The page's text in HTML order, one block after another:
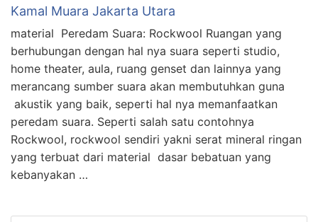
Kamal Muara Jakarta Utara
material Peredam Suara: Rockwool Ruangan yang
berhubungan dengan hal nya suara seperti studio,
home theater, aula, ruang genset dan lainnya yang
merancang sumber suara akan membutuhkan guna
akustik yang baik, seperti hal nya memanfaatkan
peredam suara. Seperti salah satu contohnya
Rockwool, rockwool sendiri yakni serat mineral ringan
yang terbuat dari material dasar bebatuan yang
kebanyakan …